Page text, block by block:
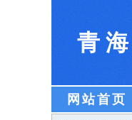
青
网站首页